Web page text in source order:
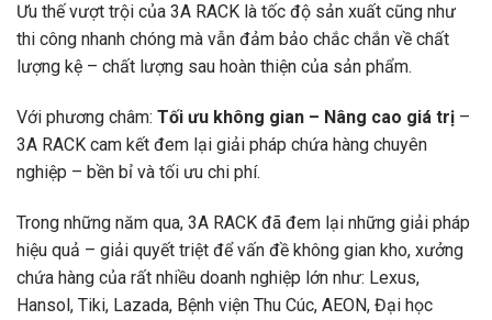
Ưu thế vượt trội của 3A RACK là tốc độ sản xuất cũng như
thi công nhanh chóng mà vẫn đảm bảo chắc chắn về chất
lượng kệ – chất lượng sau hoàn thiện của sản phẩm.
Với phương châm: Tối ưu không gian – Nâng cao giá trị –
3A RACK cam kết đem lại giải pháp chứa hàng chuyên
nghiệp – bền bỉ và tối ưu chi phí.
Trong những năm qua, 3A RACK đã đem lại những giải pháp
hiệu quả – giải quyết triệt để vấn đề không gian kho, xưởng
chứa hàng của rất nhiều doanh nghiệp lớn như: Lexus,
Hansol, Tiki, Lazada, Bệnh viện Thu Cúc, AEON, Đại học